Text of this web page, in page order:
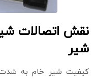
نقش اتصالات
شیر
کیفیت شیر خام به‌ شدت